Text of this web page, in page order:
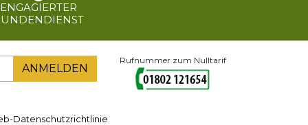
ENGAGIERTER
ANMELDEN
Rufnummer zum Nulltarif
Datenschutzrichtlinie